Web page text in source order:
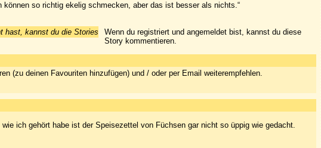
so richtig ekelig schmecken, aber das ist besser als nichts.“
hast, kannst du die Stories
Wenn du registriert und angemeldet bist, kannst du diese
Story kommentieren.
(zu deinen Favouriten hinzufügen) und / oder per Email weiterempfehlen.
ich gehört habe ist der Speisezettel von Füchsen gar nicht so üppig wie gedacht.